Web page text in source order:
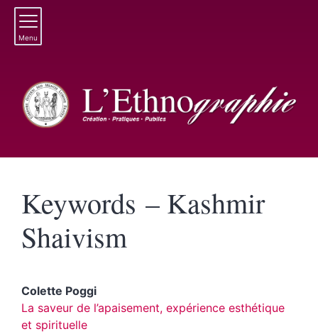
Menu
Keywords – Kashmir
Shaivism
Colette Poggi
La saveur de l’apaisement, expérience esthétique
et spirituelle